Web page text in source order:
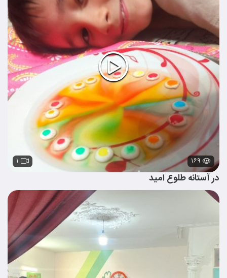
۱۶۹ ۱
در آستانه طلوع امید